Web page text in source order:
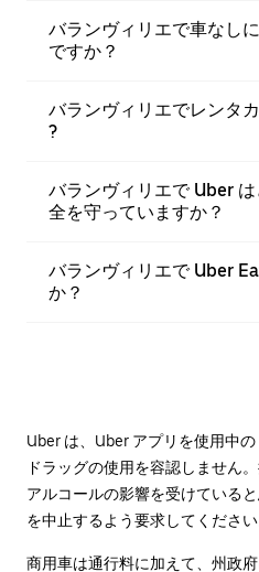
バランヴィリエで車なし
ですか？
バランヴィリエでレンタ
?
バランヴィリエで Uber
全を守っていますか？
バランヴィリエで Uber
か？
Uber は、Uber アプリを使用中
ドラッグの使用を容認しません
アルコールの影響を受けている
を中止するよう要求してください
商用車は通行料に加えて、州政